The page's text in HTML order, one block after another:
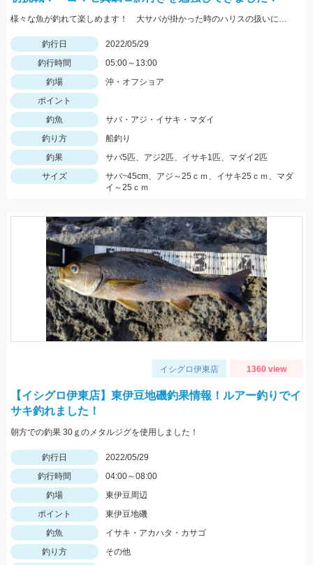
様々な魚が釣れて楽しめます！ 大サバが掛かった時のハリスの扱いにはご用心！
釣行日
2022/05/29
釣行時間
05:00～13:00
釣場
沖・オフショア
ポイント
釣魚
サバ・アジ・イサキ・マダイ
釣り方
船釣り
釣果
サバ5匹、アジ2匹、イサキ1匹、マダイ2匹
サイズ
サバ~45cm、アジ～25ｃｍ、イサキ25ｃｍ、マダ
イ～25ｃｍ
イシグロ伊東店 1360 view
【イシグロ伊東店】東伊豆地磯釣果情報！ルアー釣りでイ
サキ釣れました！
朝方での釣果 30ｇのメタルジグを使用しました！
釣行日
2022/05/29
釣行時間
04:00～08:00
釣場
東伊豆周辺
ポイント
東伊豆地磯
釣魚
イサキ・アカハタ・カサゴ
釣り方
その他